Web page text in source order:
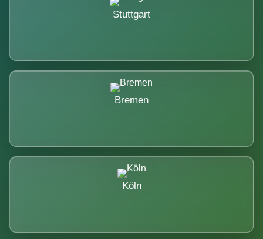
Stuttgart
Bremen
Köln